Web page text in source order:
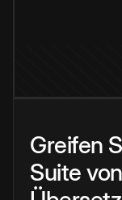
Greifen
Suite